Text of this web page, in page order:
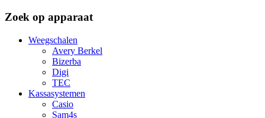
Zoek op apparaat
Weegschalen
Avery Berkel
Bizerba
Digi
TEC
Kassasystemen
Casio
Sam4s